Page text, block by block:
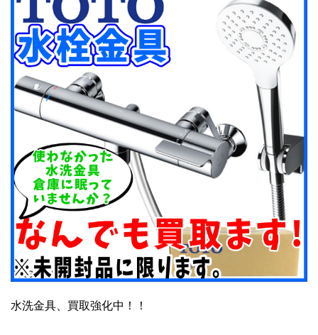
水洗金具、買取強化中！！